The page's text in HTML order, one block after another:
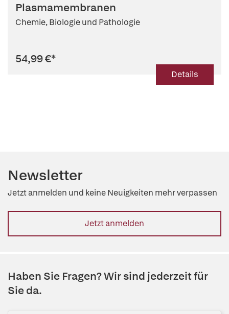
Plasmamembranen
Chemie, Biologie und Pathologie
54,99 €*
Details
Newsletter
Jetzt anmelden und keine Neuigkeiten mehr verpassen
Jetzt anmelden
Haben Sie Fragen? Wir sind jederzeit für
Sie da.